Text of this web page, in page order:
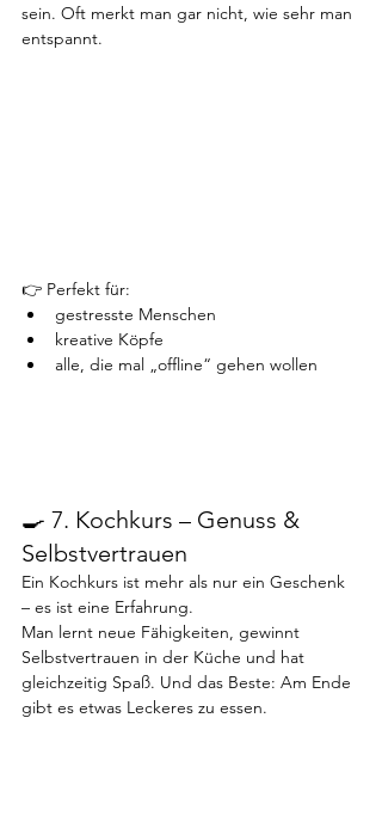
sein. Oft merkt man gar nicht, wie sehr man
entspannt.
👉 Perfekt für:
gestresste Menschen
kreative Köpfe
alle, die mal „offline“ gehen wollen
🍳 7. Kochkurs – Genuss &
Selbstvertrauen
Ein Kochkurs ist mehr als nur ein Geschenk
– es ist eine Erfahrung.
Man lernt neue Fähigkeiten, gewinnt
Selbstvertrauen in der Küche und hat
gleichzeitig Spaß. Und das Beste: Am Ende
gibt es etwas Leckeres zu essen.